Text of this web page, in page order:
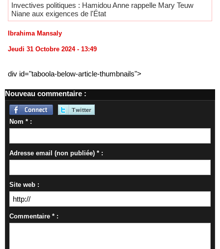
Invectives politiques : Hamidou Anne rappelle Mary Teuw
Niane aux exigences de l'État
Ibrahima Mansaly
Jeudi 31 Octobre 2024 - 13:49
div id="taboola-below-article-thumbnails">
Nouveau commentaire :
Nom * :
Adresse email (non publiée) * :
Site web :
Commentaire * :